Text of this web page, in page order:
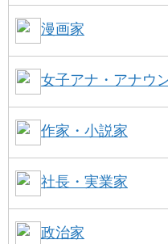
漫画家
女子アナ・アナウ
作家・小説家
社長・実業家
政治家